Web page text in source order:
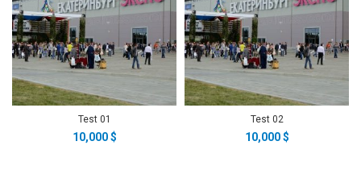
Test 01
10,000$
Test 02
10,000$